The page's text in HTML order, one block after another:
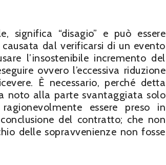
significa “disagio” e può essere
causata dal verificarsi di un evento
l’insostenibile incremento del
ovvero l’eccessiva riduzione
È necessario, perché detta
noto alla parte svantaggiata solo
essere preso in
del contratto; che non
delle sopravvenienze non fosse